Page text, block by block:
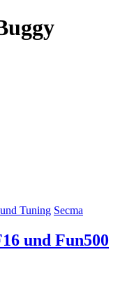
Tuning Secma
und Fun500